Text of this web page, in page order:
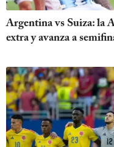
Argentina vs Suiza: la
extra y avanza a